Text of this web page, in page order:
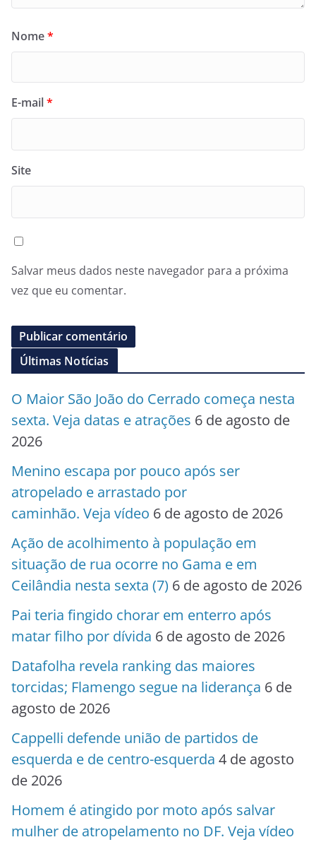
Nome*
E-mail*
Site
Salvar meus dados neste navegador para a próxima
vez que eu comentar.
Últimas Notícias
O Maior São João do Cerrado começa nesta
sexta. Veja datas e atrações 6 de agosto de
2026
Menino escapa por pouco após ser
atropelado e arrastado por
caminhão. Veja vídeo 6 de agosto de 2026
Ação de acolhimento à população em
situação de rua ocorre no Gama e em
Ceilândia nesta sexta (7) 6 de agosto de 2026
Pai teria fingido chorar em enterro após
matar filho por dívida 6 de agosto de 2026
Datafolha revela ranking das maiores
torcidas; Flamengo segue na liderança 6 de
agosto de 2026
Cappelli defende união de partidos de
esquerda e de centro-esquerda 4 de agosto
de 2026
Homem é atingido por moto após salvar
mulher de atropelamento no DF. Veja vídeo